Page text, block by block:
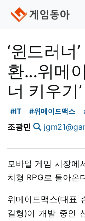
‘윈드러너
환…위메
너 키우기
#IT #위메이드맥스
조광민
모바일 게임 시장에
치형 RPG로 돌아온
위메이드맥스(대표
길형)이 개발 중인